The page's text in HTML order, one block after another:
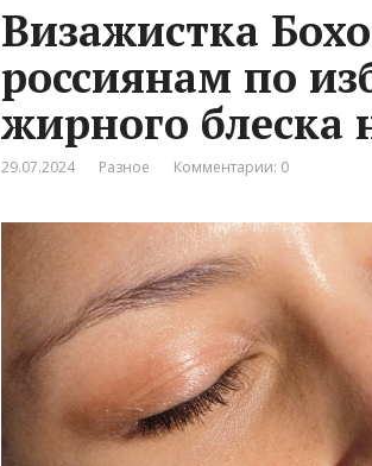
Визажистка
россиянам по
жирного блеска
29.07.2024 Разное Комментарии: 0